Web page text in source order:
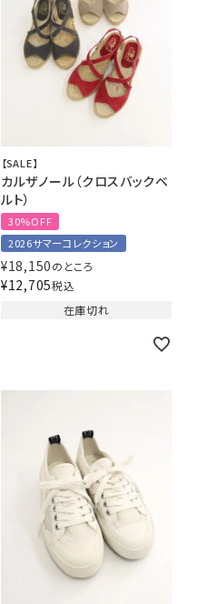
【SALE】
カルザノール（クロスバックベ
ルト）
30%OFF
2026サマーコレクション
¥18,150のところ
¥12,705税込
在庫切れ